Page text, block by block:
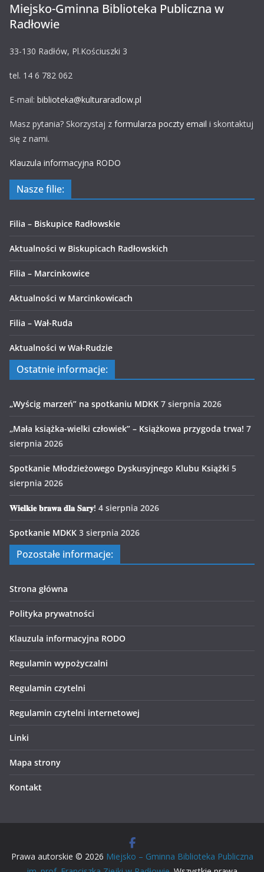
Miejsko-Gminna Biblioteka Publiczna w
Radłowie
33-130 Radłów, Pl.Kościuszki 3
tel. 14 6 782 062
E-mail: biblioteka@kulturaradlow.pl
Masz pytania? Skorzystaj z formularza poczty email i skontaktuj
się z nami.
Klauzula informacyjna RODO
Nasze filie:
Filia – Biskupice Radłowskie
Aktualności w Biskupicach Radłowskich
Filia – Marcinkowice
Aktualności w Marcinkowicach
Filia – Wał-Ruda
Aktualności w Wał-Rudzie
Ostatnie informacje:
„Wyścig marzeń” na spotkaniu MDKK 7 sierpnia 2026
„Mała książka-wielki człowiek” – Książkowa przygoda trwa! 7
sierpnia 2026
Spotkanie Młodzieżowego Dyskusyjnego Klubu Książki 5
sierpnia 2026
𝐖𝐢𝐞𝐥𝐤𝐢𝐞 𝐛𝐫𝐚𝐰𝐚 𝐝𝐥𝐚 𝐒𝐚𝐫𝐲! 4 sierpnia 2026
Spotkanie MDKK 3 sierpnia 2026
Pozostałe informacje:
Strona główna
Polityka prywatności
Klauzula informacyjna RODO
Regulamin wypożyczalni
Regulamin czytelni
Regulamin czytelni internetowej
Linki
Mapa strony
Kontakt
Prawa autorskie © 2026 Miejsko – Gminna Biblioteka Publiczna